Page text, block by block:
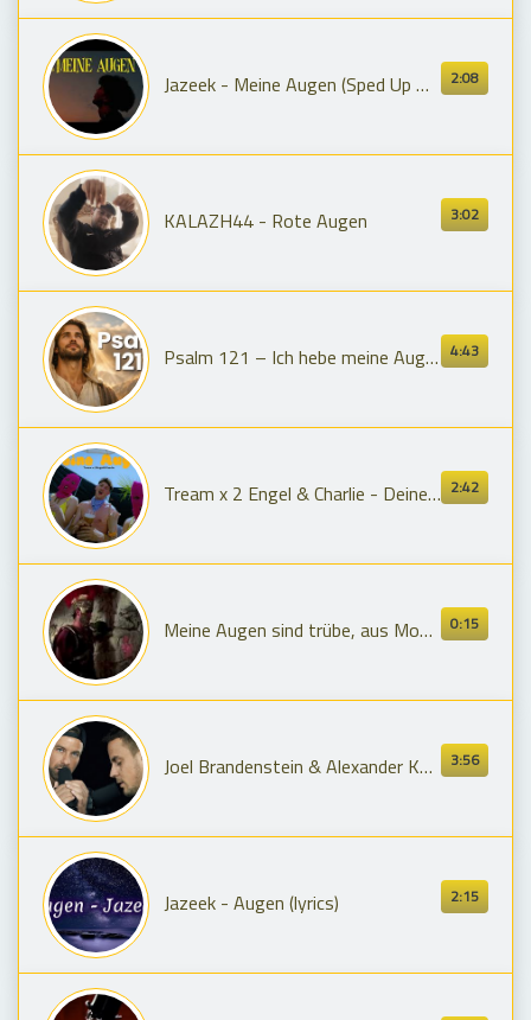
2:08
Jazeek - Meine Augen (Sped Up & High Pitched Reverb)
3:02
KALAZH44 - Rote Augen
4:43
Psalm 121 – Ich hebe meine Augen auf | Vertonung
2:42
Tream x 2 Engel & Charlie - Deine Augen (Official Video)
0:15
Meine Augen sind trübe, aus Monty Python´s - Das Leben des Brian, (Deutsch - HD 1080)
3:56
Joel Brandenstein & Alexander Knappe - Bis meine Welt die Augen schließt (4K Video)
2:15
Jazeek - Augen (lyrics)